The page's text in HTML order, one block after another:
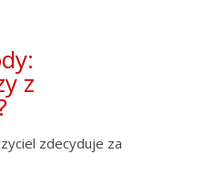
z
zdecyduje za